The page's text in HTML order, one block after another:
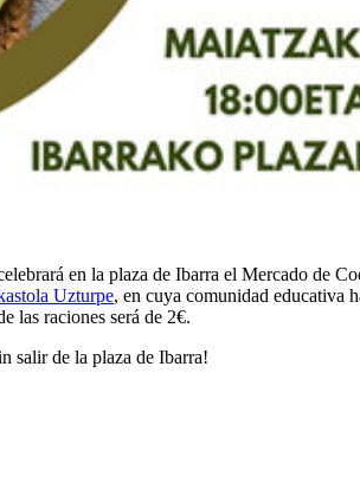
en la plaza de Ibarra el Mercado de
Uzturpe, en cuya comunidad educativa
las raciones será de 2€.
salir de la plaza de Ibarra!